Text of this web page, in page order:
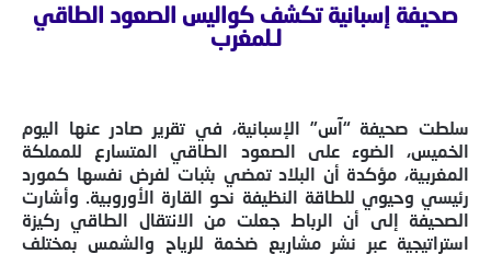
صحيفة إسبانية تكشف كواليس الصعود الطاقي
لـلمغرب
سلطت صحيفة “آس” الإسبانية، في تقرير صادر عنها اليوم
الخميس، الضوء على الصعود الطاقي المتسارع للمملكة
المغربية، مؤكدة أن البلاد تمضي بثبات لفرض نفسها كمورد
رئيسي وحيوي للطاقة النظيفة نحو القارة الأوروبية. وأشارت
الصحيفة إلى أن الرباط جعلت من الانتقال الطاقي ركيزة
استراتيجية عبر نشر مشاريع ضخمة للرياح والشمس بمختلف